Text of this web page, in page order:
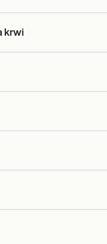
krwi